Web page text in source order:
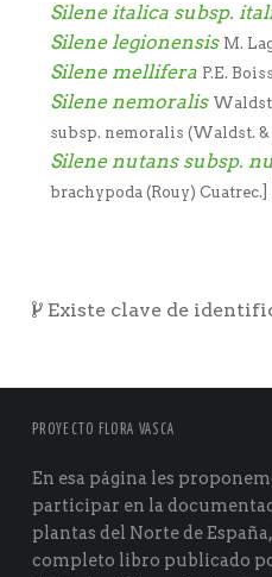
Silene italica subsp.
Silene legionensis M.
Silene mellifera P.E.
Silene nemoralis Waldst
subsp. nemoralis (Waldst. &
Silene nutans subsp.
brachypoda (Rouy) Cuatrec.]
Existe clave de
PROYECTO FLORA VASCA
En esa página les
participar en la
plantas del Norte de
completo libro publicado